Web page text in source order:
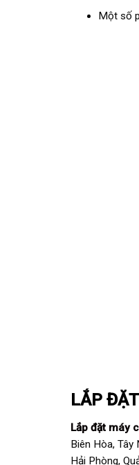
Một số
LẮP
Lắp đặt máy
Biên Hòa, Tây
Hải Phòng,